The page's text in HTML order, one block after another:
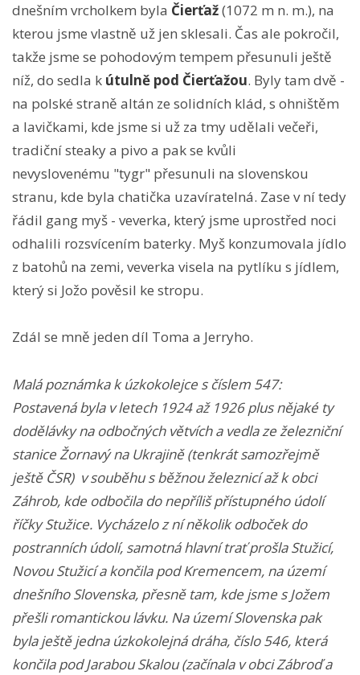
dnešním vrcholkem byla Čierťaž(1072 m n. m.), na
kterou jsme vlastně už jen sklesali. Čas ale pokročil,
takže jsme se pohodovým tempem přesunuli ještě
níž, do sedla k útulně pod Čierťažou. Byly tam dvě -
na polské straně altán ze solidních klád, s ohništěm
a lavičkami, kde jsme si už za tmy udělali večeři,
tradiční steaky a pivo a pak se kvůli
nevyslovenému "tygr" přesunuli na slovenskou
stranu, kde byla chatička uzavíratelná. Zase v ní tedy
řádil gang myš - veverka, který jsme uprostřed noci
odhalili rozsvícením baterky. Myš konzumovala jídlo
z batohů na zemi, veverka visela na pytlíku s jídlem,
který si Jožo pověsil ke stropu.
Zdál se mně jeden díl Toma a Jerryho.
Malá poznámka k úzkokolejce s číslem 547:
Postavená byla v letech 1924 až 1926 plus nějaké ty
dodělávky na odbočných větvích a vedla ze železniční
stanice Žornavý na Ukrajině (tenkrát samozřejmě
ještě ČSR) v souběhu s běžnou železnicí až k obci
Záhrob, kde odbočila do nepříliš přístupného údolí
říčky Stužice. Vycházelo z ní několik odboček do
postranních údolí, samotná hlavní trať prošla Stužicí,
Novou Stužicí a končila pod Kremencem, na území
dnešního Slovenska, přesně tam, kde jsme s Jožem
přešli romantickou lávku. Na území Slovenska pak
byla ještě jedna úzkokolejná dráha, číslo 546, která
končila pod Jarabou Skalou (začínala v obci Zábroď a